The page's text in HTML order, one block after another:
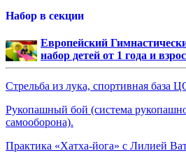
Набор в секции
Европейский
набор детей от 1 года и
Стрельба из лука, спортивная база
Рукопашный бой (система
самооборона).
Практика «Хатха-йога» с Лилией